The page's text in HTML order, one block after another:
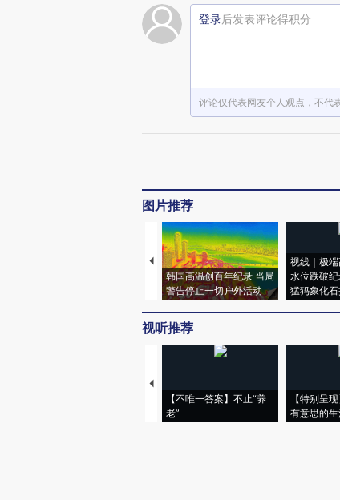
登录后发表评论得积分
评论仅代表网友个人观点，不代
图片推荐
韩国高温创百年纪录 当局
警告停止一切户外活动
视线｜极
水位跌破
猛犸象化
视听推荐
【不唯一答案】不止“养
老”
【特别呈
有意思的生